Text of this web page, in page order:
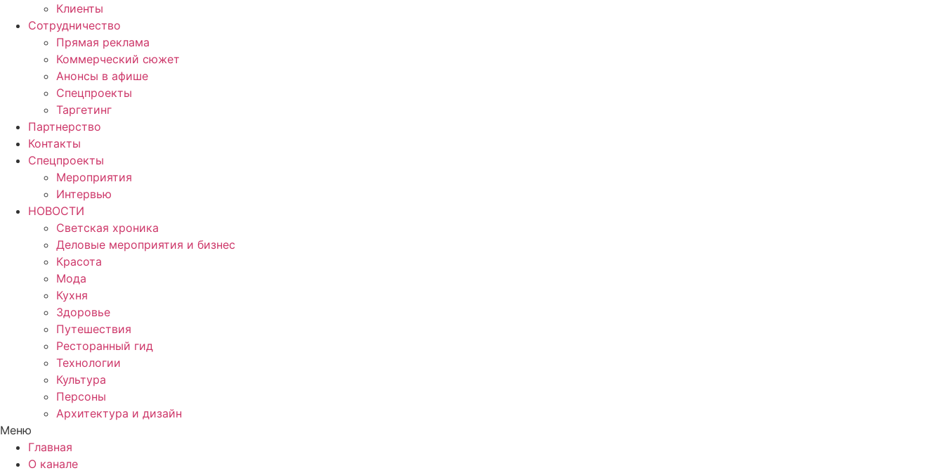
Клиенты
Сотрудничество
Прямая реклама
Коммерческий сюжет
Анонсы в афише
Cпецпроекты
Таргетинг
Партнерство
Контакты
Спецпроекты
Мероприятия
Интервью
НОВОСТИ
Светская хроника
Деловые мероприятия и бизнес
Красота
Мода
Кухня
Здоровье
Путешествия
Ресторанный гид
Технологии
Культура
Персоны
Архитектура и дизайн
Меню
Главная
О канале